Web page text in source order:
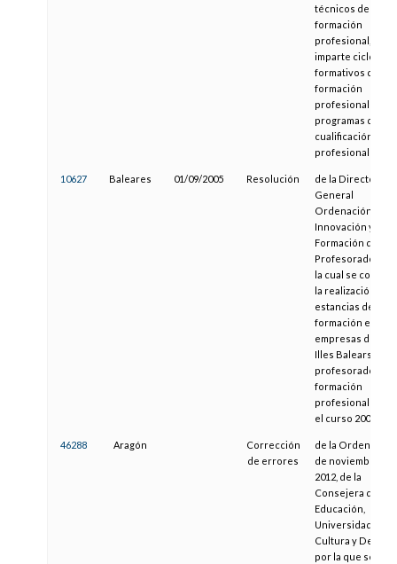
técnicos de
formación
profesional, que
imparte ciclos
formativos de
formación
profesional y
programas de
cualificación
profesional
10627 Baleares 01/09/2005 Resolución
de la Directora
General
Ordenación,
Innovación y
Formación del
Profesorado, por
la cual se
la realización de
estancias de
formación en
empresas de la
Illes Balears del
profesorado de
formación
profesional para
el curso 2005/
46288 Aragón
Corrección
de errores
de la Orden de 29
de noviembre de
2012, de la
Consejera de
Educación,
Universidad,
Cultura y
por la que se